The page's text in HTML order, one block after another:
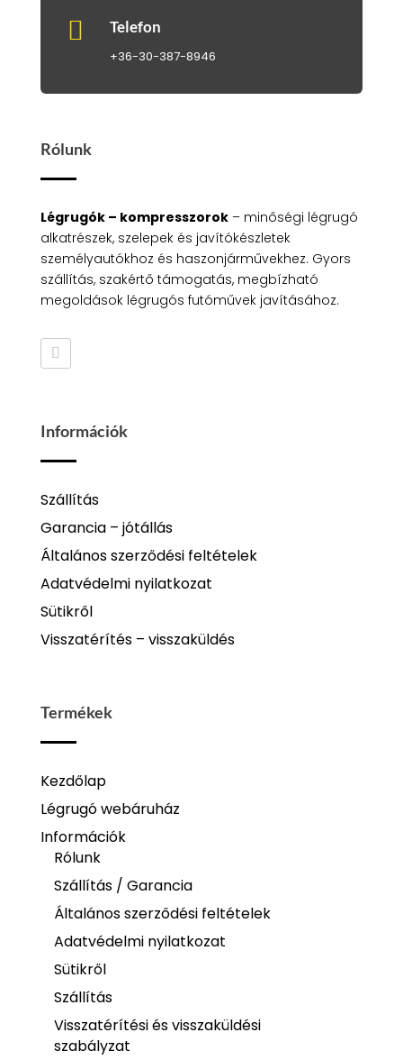
 Telefon
+36-30-387-8946
Rólunk
Légrugók – kompresszorok– minőségi légrugó
alkatrészek, szelepek és javítókészletek
személyautókhoz és haszonjárművekhez. Gyors
szállítás, szakértő támogatás, megbízható
megoldások légrugós futóművek javításához.
Információk
Szállítás
Garancia – jótállás
Általános szerződési feltételek
Adatvédelmi nyilatkozat
Sütikről
Visszatérítés – visszaküldés
Termékek
Kezdőlap
Légrugó webáruház
Információk
Rólunk
Szállítás / Garancia
Általános szerződési feltételek
Adatvédelmi nyilatkozat
Sütikről
Szállítás
Visszatérítési és visszaküldési
szabályzat